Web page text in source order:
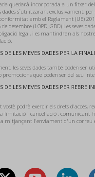
quedarà incorporada a un fitxer del
dades s´utilitzaran, exclusivament,
amb el Reglament (UE)
desembre (LOPD_GDD) Les seves
legal, i es mantindran als
DE LES MEVES DADES PER LA
les seves dades també poden ser
promocions que poden ser del seu
DE LES MEVES DADES PER REBRE
vostè podrà exercir els drets d'accés,
limitació i cancel·lació ,
a mitjançant l'enviament d'un correu